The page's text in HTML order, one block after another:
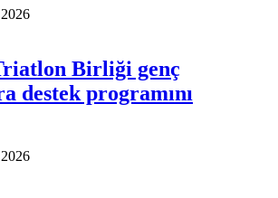
Birliği genç
destek programını